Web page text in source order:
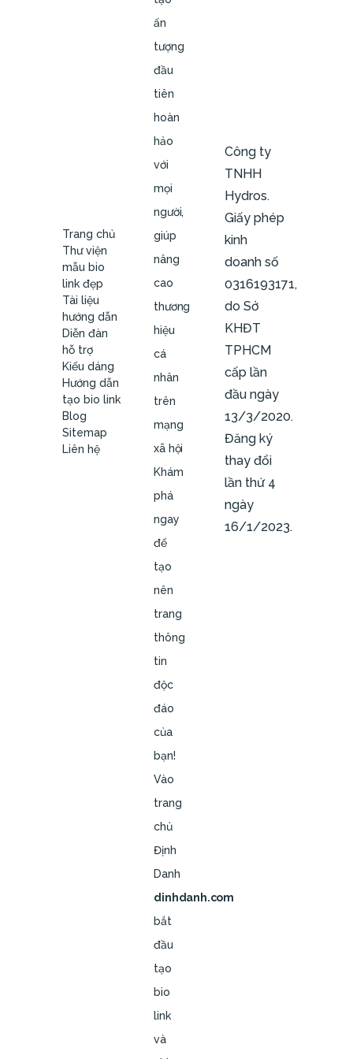
Trang chủ
Thư viện
mẫu bio
link đẹp
Tài liệu
hướng dẫn
Diễn đàn
hỗ trợ
Kiểu dáng
Hướng dẫn
tạo bio link
Blog
Sitemap
Liên hệ
ấn
tượng
đầu
tiên
hoàn
hảo
với
mọi
người,
giúp
nâng
cao
thương
hiệu
cá
nhân
trên
mạng
xã hội
Khám
phá
ngay
để
tạo
nên
trang
thông
tin
độc
đáo
của
bạn!
Vào
trang
chủ
Định
Danh
dinhdanh.com
bắt
đầu
tạo
bio
link
và
Công ty
TNHH
Hydros.
Giấy phép
kinh
doanh số
0316193171,
do Sở
KHĐT
TPHCM
cấp lần
đầu ngày
13/3/2020.
Đăng ký
thay đổi
lần thứ 4
ngày
16/1/2023.